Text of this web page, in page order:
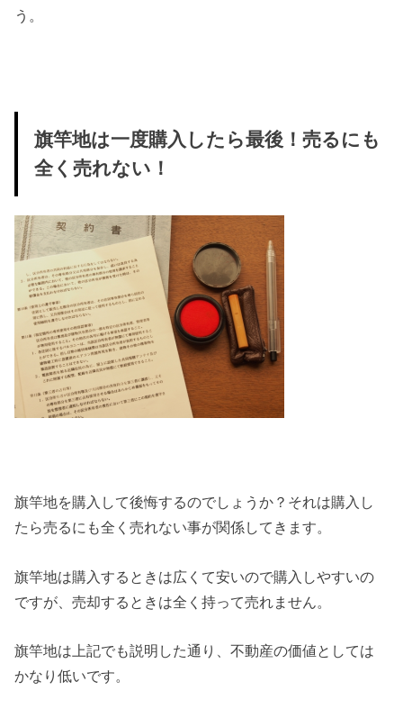
う。
旗竿地は一度購入したら最後！売るにも
全く売れない！
旗竿地を購入して後悔するのでしょうか？それは購入し
たら売るにも全く売れない事が関係してきます。
旗竿地は購入するときは広くて安いので購入しやすいの
ですが、売却するときは全く持って売れません。
旗竿地は上記でも説明した通り、不動産の価値としては
かなり低いです。